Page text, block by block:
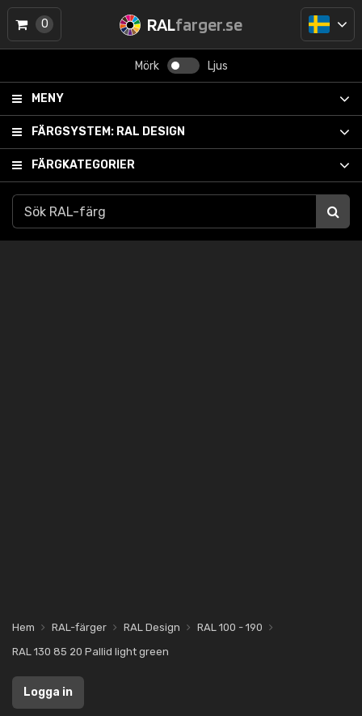
RALfarger.se
Mörk Ljus
MENY
FÄRGSYSTEM: RAL DESIGN
FÄRGKATEGORIER
0
Hem RAL-färger RAL Design
RAL 100 - 190
RAL 130 85 20 Pallid light green
Logga in